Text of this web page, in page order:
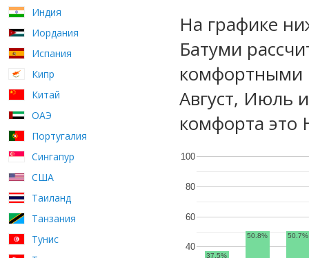
Индия
Иордания
Испания
Кипр
Китай
ОАЭ
Португалия
Сингапур
США
Таиланд
Танзания
Тунис
На графике
Батуми
комфортными
Август, Июль
комфорта это
40
60
80
100
37.5%
50.8% 50.7%